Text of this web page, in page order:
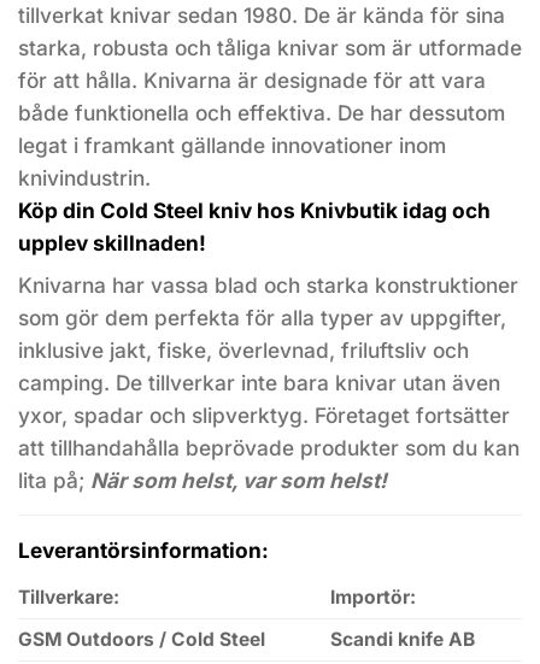
tillverkat knivar sedan 1980. De är kända för sina
starka, robusta och tåliga knivar som är utformade
för att hålla. Knivarna är designade för att vara
både funktionella och effektiva. De har dessutom
legat i framkant gällande innovationer inom
knivindustrin.
Köp din Cold Steel kniv hos Knivbutik idag och
upplev skillnaden!
Knivarna har vassa blad och starka konstruktioner
som gör dem perfekta för alla typer av uppgifter,
inklusive jakt, fiske, överlevnad, friluftsliv och
camping. De tillverkar inte bara knivar utan även
yxor, spadar och slipverktyg. Företaget fortsätter
att tillhandahålla beprövade produkter som du kan
lita på; När som helst, var som helst!
Leverantörsinformation:
Tillverkare:
Importör:
GSM Outdoors / Cold Steel
Scandi knife AB